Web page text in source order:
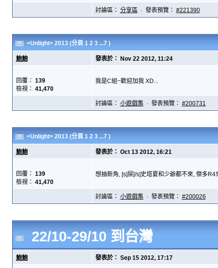
討論區： 分享區· 發表預覽： #221390
<Unlight> 2013 (分頁 1 2 3 ...7 )
鮑鮑 發表於： Nov 22 2012, 11:24
回覆： 139
檢視： 41,470
我是C組~歡迎加我 XD...
討論區： 小遊戲集· 發表預覽： #200731
<Unlight> 2013 (分頁 1 2 3 ...7 )
鮑鮑 發表於： Oct 13 2012, 16:21
回覆： 139
檢視： 41,470
想抽新角, [s]屎[/s]史塔夏和少爺都不來, 傑多R4
討論區： 小遊戲集· 發表預覽： #200026
22/10-29/10 到台灣
鮑鮑 發表於： Sep 15 2012, 17:17